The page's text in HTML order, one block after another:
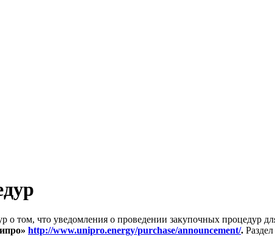
о том, что уведомления о проведении закупочных
http://www.unipro.energy/purchase/announcement/.